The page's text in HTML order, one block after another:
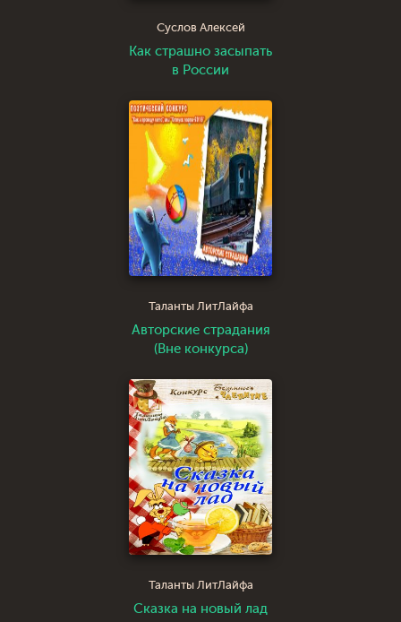
Суслов Алексей
Как страшно засыпать
в России
Таланты ЛитЛайфа
Авторские страдания
(Вне конкурса)
Таланты ЛитЛайфа
Сказка на новый лад